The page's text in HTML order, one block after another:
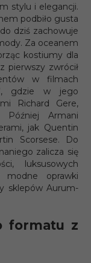
stylu i elegancji.
podbiło gusta
dziś zachowuje
Za oceanem
kostiumy dla
pierwszy zwrócił
w filmach
gdzie w jego
Richard Gere,
Armani
jak Quentin
Scorsese. Do
zalicza się
luksusowych
modne oprawki
sklepów Aurum-
formatu z